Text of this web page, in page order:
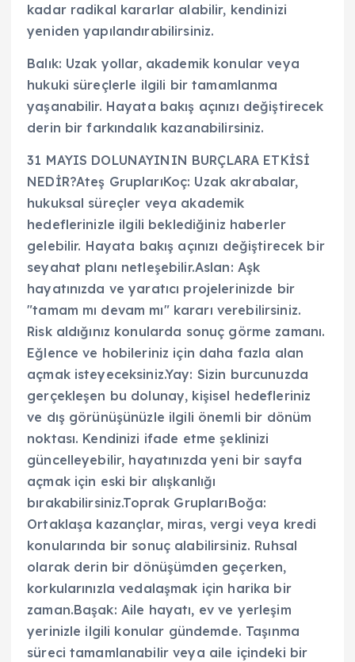
kadar radikal kararlar alabilir, kendinizi
yeniden yapılandırabilirsiniz.
Balık: Uzak yollar, akademik konular veya
hukuki süreçlerle ilgili bir tamamlanma
yaşanabilir. Hayata bakış açınızı değiştirecek
derin bir farkındalık kazanabilirsiniz.
31 MAYIS DOLUNAYININ BURÇLARA ETKİSİ
NEDİR?Ateş GruplarıKoç: Uzak akrabalar,
hukuksal süreçler veya akademik
hedeflerinizle ilgili beklediğiniz haberler
gelebilir. Hayata bakış açınızı değiştirecek bir
seyahat planı netleşebilir.Aslan: Aşk
hayatınızda ve yaratıcı projelerinizde bir
"tamam mı devam mı" kararı verebilirsiniz.
Risk aldığınız konularda sonuç görme zamanı.
Eğlence ve hobileriniz için daha fazla alan
açmak isteyeceksiniz.Yay: Sizin burcunuzda
gerçekleşen bu dolunay, kişisel hedefleriniz
ve dış görünüşünüzle ilgili önemli bir dönüm
noktası. Kendinizi ifade etme şeklinizi
güncelleyebilir, hayatınızda yeni bir sayfa
açmak için eski bir alışkanlığı
bırakabilirsiniz.Toprak GruplarıBoğa:
Ortaklaşa kazançlar, miras, vergi veya kredi
konularında bir sonuç alabilirsiniz. Ruhsal
olarak derin bir dönüşümden geçerken,
korkularınızla vedalaşmak için harika bir
zaman.Başak: Aile hayatı, ev ve yerleşim
yerinizle ilgili konular gündemde. Taşınma
süreci tamamlanabilir veya aile içindeki bir